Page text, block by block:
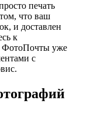
печать
что ваш
и доставлен
к
ФотоПочты уже
с